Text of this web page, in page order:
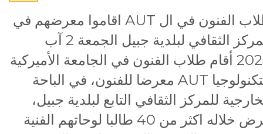
طلاب الفنون في ال AUT اقاموا معرضهم في
المركز الثقافي لبلدية جبيل الجمعة 2 آب
2024 أقام طلاب الفنون في الجامعة الأميركية
للتكنولوجيا AUT معرضا للفنون، في الباحة
للمركز الثقافي التابع لبلدية جبيل،
عرض خلاله اكثر من 40 طالبا لوحاتهم الفنية